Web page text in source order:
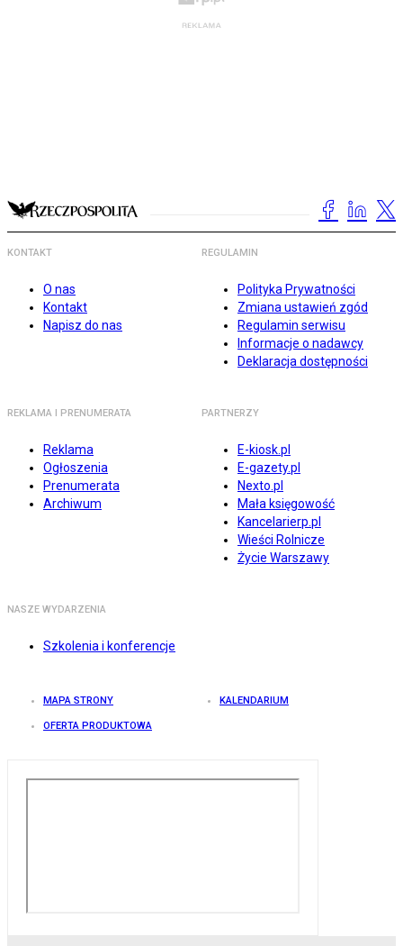
KONTAKT
O nas
Kontakt
Napisz do nas
REGULAMIN
Polityka Prywatności
Zmiana ustawień zgód
Regulamin serwisu
Informacje o nadawcy
Deklaracja dostępności
REKLAMA I PRENUMERATA
Reklama
Ogłoszenia
Prenumerata
Archiwum
PARTNERZY
E-kiosk.pl
E-gazety.pl
Nexto.pl
Mała księgowość
Kancelarierp.pl
Wieści Rolnicze
Życie Warszawy
NASZE WYDARZENIA
Szkolenia i konferencje
MAPA STRONY KALENDARIUM
OFERTA PRODUKTOWA